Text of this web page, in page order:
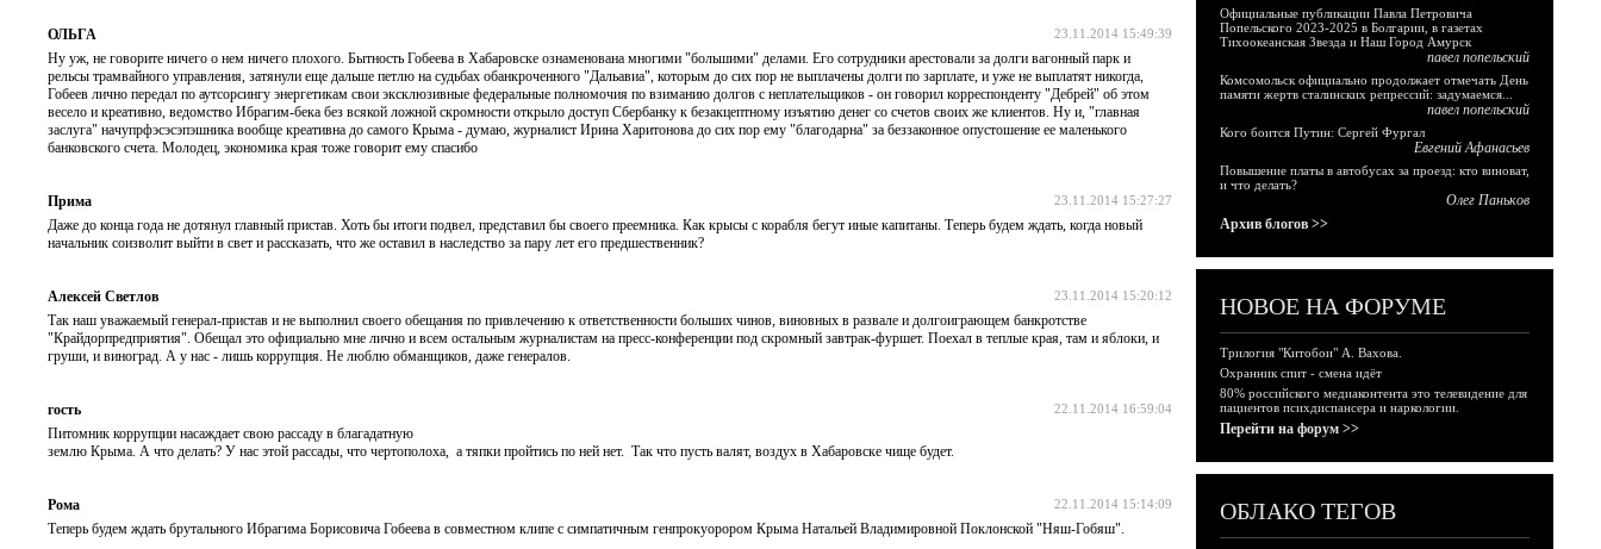
23.11.2014 15:49:39
ОЛЬГА
Ну уж, не говорите ничего о нем ничего плохого. Бытность Гобеева в Хабаровске ознаменована многими "большими" делами. Его сотрудники арестовали за долги вагонный парк и
рельсы трамвайного управления, затянули еще дальше петлю на судьбах обанкроченного "Дальавиа", которым до сих пор не выплачены долги по зарплате, и уже не выплатят никогда,
Гобеев лично передал по аутсорсингу энергетикам свои эксклюзивные федеральные полномочия по взиманию долгов с неплательщиков - он говорил корреспонденту "Дебрей" об этом
весело и креативно, ведомство Ибрагим-бека без всякой ложной скромности открыло доступ Сбербанку к безакцептному изъятию денег со счетов своих же клиентов. Ну и, "главная
заслуга" начупрфэсэсэпэшника вообще креативна до самого Крыма - думаю, журналист Ирина Харитонова до сих пор ему "благодарна" за беззаконное опустошение ее маленького
банковского счета. Молодец, экономика края тоже говорит ему спасибо
23.11.2014 15:27:27
Прима
Даже до конца года не дотянул главный пристав. Хоть бы итоги подвел, представил бы своего преемника. Как крысы с корабля бегут иные капитаны. Теперь будем ждать, когда новый
начальник соизволит выйти в свет и рассказать, что же оставил в наследство за пару лет его предшественник?
23.11.2014 15:20:12
Алексей Светлов
Так наш уважаемый генерал-пристав и не выполнил своего обещания по привлечению к ответственности больших чинов, виновных в развале и долгоиграющем банкротстве
"Крайдорпредприятия". Обещал это официально мне лично и всем остальным журналистам на пресс-конференции под скромный завтрак-фуршет. Поехал в теплые края, там и яблоки, и
груши, и виноград. А у нас - лишь коррупция. Не люблю обманщиков, даже генералов.
22.11.2014 16:59:04
гость
Питомник коррупции насаждает свою рассаду в благадатную
землю Крыма. А что делать? У нас этой рассады, что чертополоха, а тяпки пройтись по ней нет. Так что пусть валят, воздух в Хабаровске чище будет.
22.11.2014 15:14:09
Рома
Теперь будем ждать брутального Ибрагима Борисовича Гобеева в совместном клипе с симпатичным генпрокуорором Крыма Натальей Владимировной Поклонской "Няш-Гобяш".
Официальные публикации Павла Петровича
Попельского 2023-2025 в Болгарии, в газетах
Тихоокеанская Звезда и Наш Город Амурск
павел попельский
Комсомольск официально продолжает отмечать День
памяти жертв сталинских репрессий: задумаемся...
павел попельский
Кого боится Путин: Сергей Фургал
Евгений Афанасьев
Повышение платы в автобусах за проезд: кто виноват,
и что делать?
Олег Паньков
Архив блогов >>
НОВОЕ НА ФОРУМЕ
Трилогия "Китобои" А. Вахова.
Охранник спит - смена идёт
80% российского медиаконтента это телевидение для
пациентов психдиспансера и наркологии.
Перейти на форум >>
ОБЛАКО ТЕГОВ